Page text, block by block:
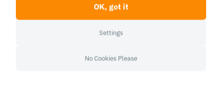
Datensicherung
OxySoft (Upgrade der 3D-
OK, got it
Settings
No Cookies Please